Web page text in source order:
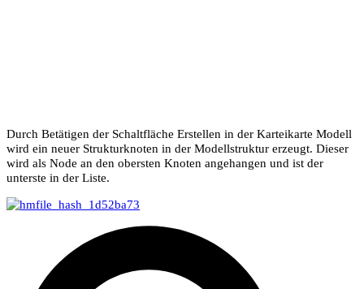
Durch Betätigen der Schaltfläche Erstellen in der Karteikarte Modell
wird ein neuer Strukturknoten in der Modellstruktur erzeugt. Dieser
wird als Node an den obersten Knoten angehangen und ist der
unterste in der Liste.